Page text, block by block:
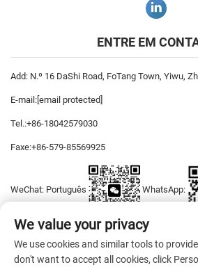
ENTRE EM
Add: N.º 16 DaShi Road, FoTang Town, Yiwu,
E-mail: [email protected]
Tel.:+86-18042579030
Faxe:+86-579-85569925
WeChat: Português WhatsApp:
Direitos autorais © 2026 YiWu DiYaSi Dress
We value your privacy
We use cookies and similar tools to
don't want to accept all cookies, click